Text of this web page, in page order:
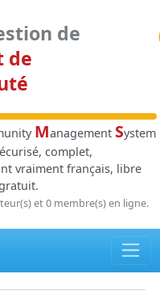
de
de
Management System
complet,
vraiment français, libre
et 0 membre(s) en ligne.